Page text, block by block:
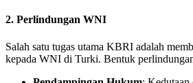
2. Perlindungan WNI
Salah satu tugas utama KBRI adalah
kepada WNI di Turki. Bentuk